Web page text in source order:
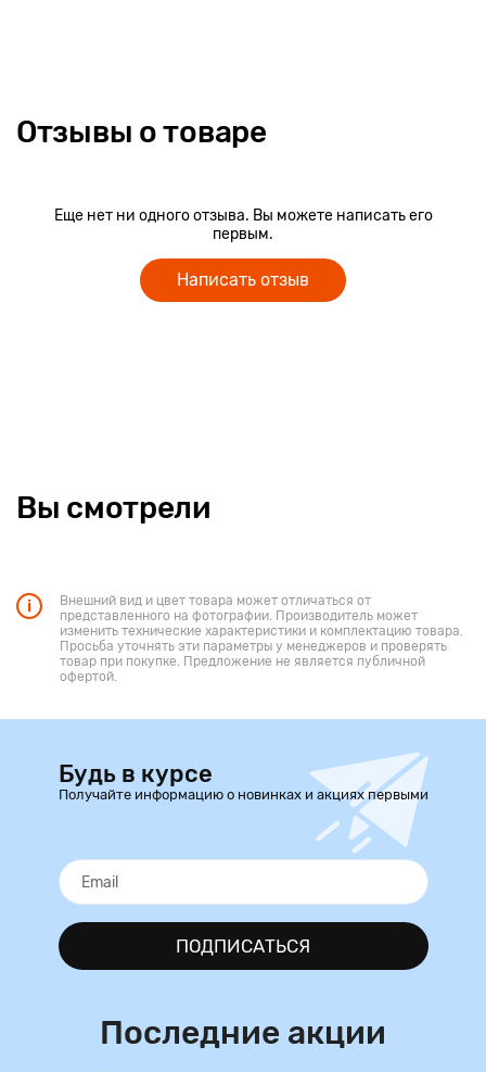
Отзывы о товаре
Еще нет ни одного отзыва. Вы можете написать его
первым.
Написать отзыв
Вы смотрели
Внешний вид и цвет товара может отличаться от
представленного на фотографии. Производитель может
изменить технические характеристики и комплектацию товара.
Просьба уточнять эти параметры у менеджеров и проверять
товар при покупке. Предложение не является публичной
офертой.
Будь в курсе
Получайте информацию о новинках и акциях первыми
ПОДПИСАТЬСЯ
Последние акции